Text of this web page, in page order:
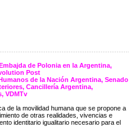
de Polonia en la Argentina,
Post
de la Nación Argentina, Senado
Cancillería Argentina,
VDMTv
de la movilidad humana que se propone a
de otras realidades, vivencias e
identitario igualitario necesario para el